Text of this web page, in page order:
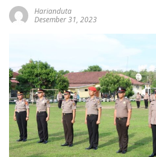
Harianduta
Desember 31, 2023